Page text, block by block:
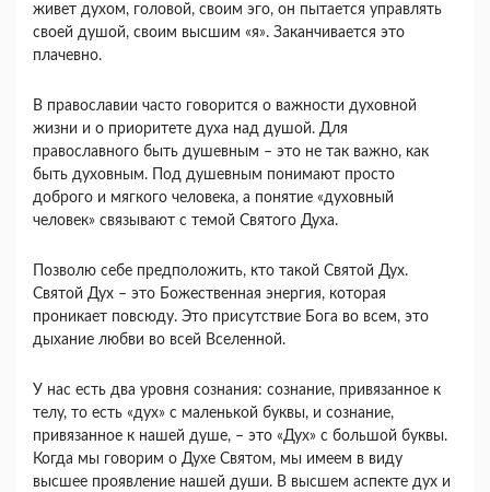
живет духом, головой, своим эго, он пытается управлять
своей душой, своим высшим «я». Заканчивается это
плачевно.
В православии часто говорится о важности духовной
жизни и о приоритете духа над душой. Для
православного быть душевным – это не так важно, как
быть духовным. Под душевным понимают просто
доброго и мягкого человека, а понятие «духовный
человек» связывают с темой Святого Духа.
Позволю себе предположить, кто такой Святой Дух.
Святой Дух – это Божественная энергия, которая
проникает повсюду. Это присутствие Бога во всем, это
дыхание любви во всей Вселенной.
У нас есть два уровня сознания: сознание, привязанное к
телу, то есть «дух» с маленькой буквы, и сознание,
привязанное к нашей душе, – это «Дух» с большой буквы.
Когда мы говорим о Духе Святом, мы имеем в виду
высшее проявление нашей души. В высшем аспекте дух и